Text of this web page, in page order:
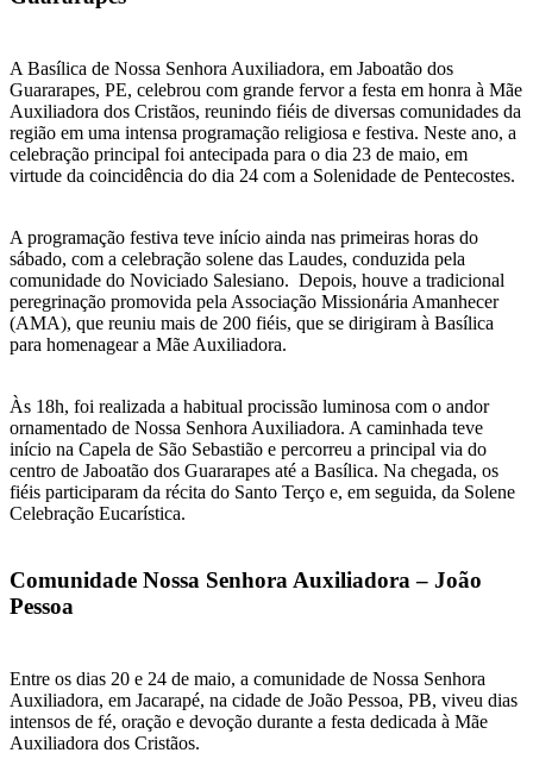
A Basílica de Nossa Senhora Auxiliadora, em Jaboatão dos
Guararapes, PE, celebrou com grande fervor a festa em honra à Mãe
Auxiliadora dos Cristãos, reunindo fiéis de diversas comunidades da
região em uma intensa programação religiosa e festiva. Neste ano, a
celebração principal foi antecipada para o dia 23 de maio, em
virtude da coincidência do dia 24 com a Solenidade de Pentecostes.
A programação festiva teve início ainda nas primeiras horas do
sábado, com a celebração solene das Laudes, conduzida pela
comunidade do Noviciado Salesiano. Depois, houve a tradicional
peregrinação promovida pela Associação Missionária Amanhecer
(AMA), que reuniu mais de 200 fiéis, que se dirigiram à Basílica
para homenagear a Mãe Auxiliadora.
Às 18h, foi realizada a habitual procissão luminosa com o andor
ornamentado de Nossa Senhora Auxiliadora. A caminhada teve
início na Capela de São Sebastião e percorreu a principal via do
centro de Jaboatão dos Guararapes até a Basílica. Na chegada, os
fiéis participaram da récita do Santo Terço e, em seguida, da Solene
Celebração Eucarística.
Comunidade Nossa Senhora Auxiliadora – João
Pessoa
Entre os dias 20 e 24 de maio, a comunidade de Nossa Senhora
Auxiliadora, em Jacarapé, na cidade de João Pessoa, PB, viveu dias
intensos de fé, oração e devoção durante a festa dedicada à Mãe
Auxiliadora dos Cristãos.